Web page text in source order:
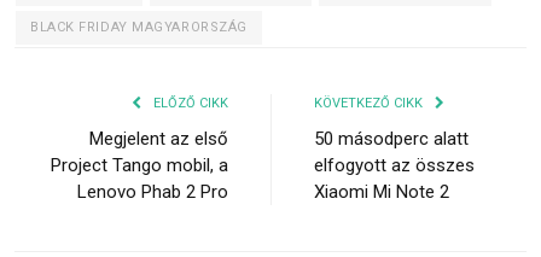
BLACK FRIDAY MAGYARORSZÁG
ELŐZŐ CIKK
Megjelent az első
Project Tango mobil, a
Lenovo Phab 2 Pro
KÖVETKEZŐ CIKK
50 másodperc alatt
elfogyott az összes
Xiaomi Mi Note 2